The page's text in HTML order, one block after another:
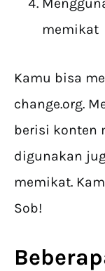
memikat
Kamu bisa
change.org.
berisi konten
digunakan
memikat.
Sob!